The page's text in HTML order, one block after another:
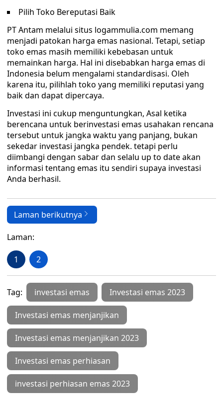
Pilih Toko Bereputasi Baik
PT Antam melalui situs logammulia.com memang
menjadi patokan harga emas nasional. Tetapi, setiap
toko emas masih memiliki kebebasan untuk
memainkan harga. Hal ini disebabkan harga emas di
Indonesia belum mengalami standardisasi. Oleh
karena itu, pilihlah toko yang memiliki reputasi yang
baik dan dapat dipercaya.
Investasi ini cukup menguntungkan, Asal ketika
berencana untuk berinvestasi emas usahakan rencana
tersebut untuk jangka waktu yang panjang, bukan
sekedar investasi jangka pendek. tetapi perlu
diimbangi dengan sabar dan selalu up to date akan
informasi tentang emas itu sendiri supaya investasi
Anda berhasil.
Laman berikutnya
Laman:
1 2
Tag: investasi emas Investasi emas 2023
Investasi emas menjanjikan
Investasi emas menjanjikan 2023
Investasi emas perhiasan
investasi perhiasan emas 2023